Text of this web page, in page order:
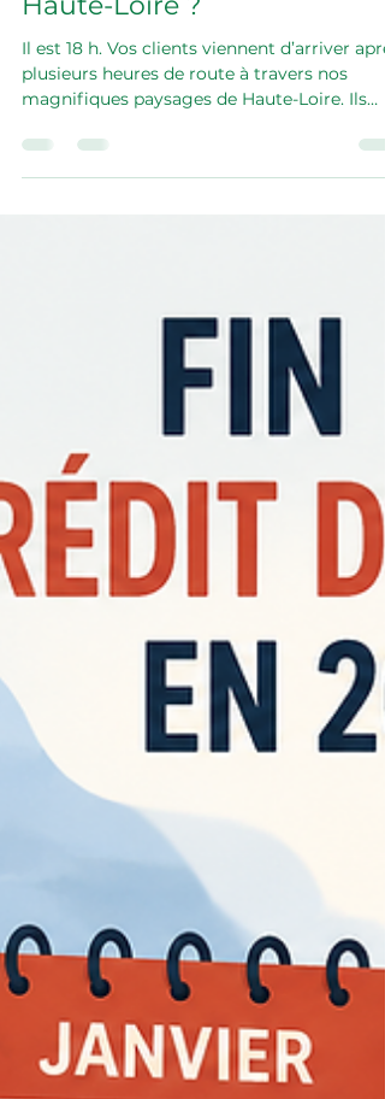
ou votre chambre d’hôtes
Haute-Loire ?
Il est 18 h. Vos clients viennent d’arriver
magnifiques paysages de Haute-Loire. Ils
déchargent leurs valises, découvrent votre
en-Velay ou ailleurs en Haute-Loire, cette
question vous est déjà peut-être